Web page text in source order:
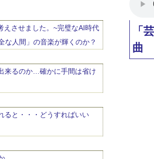
えさせました。~完璧なAI時代
な人間」の音楽が輝くのか？
来るのか…確かに手間は省け
ると・・・どうすればいい
「
曲